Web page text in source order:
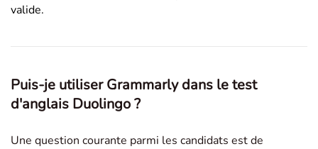
valide.
Puis-je utiliser Grammarly dans le test
d'anglais Duolingo ?
Une question courante parmi les candidats est de